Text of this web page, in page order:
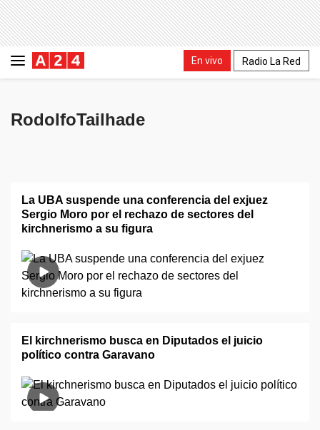
En vivo Radio La Red
RodolfoTailhade
La UBA suspende una conferencia del exjuez
Sergio Moro por el rechazo de sectores del
kirchnerismo a su figura
El kirchnerismo busca en Diputados el juicio
político contra Garavano